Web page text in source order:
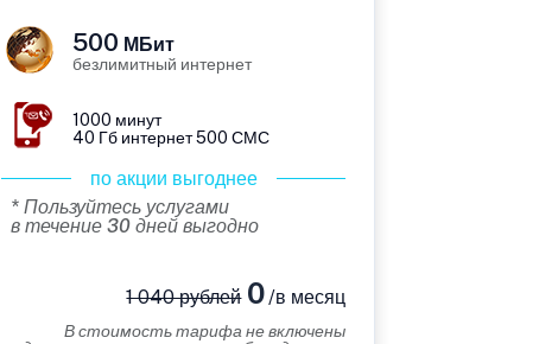
500 МБит
безлимитный интернет
1000 минут
40 Гб интернет 500 СМС
по акции выгоднее
* Пользуйтесь услугами
в течение 30 дней выгодно
1 040 рублей0/в месяц
В стоимость тарифа не включены